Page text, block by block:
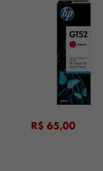
5822 Magenta - GT52
R$ 65,00